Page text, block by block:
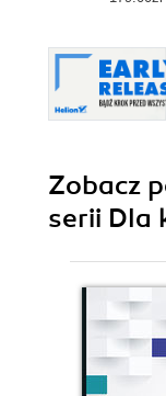
Zobacz
serii Dla